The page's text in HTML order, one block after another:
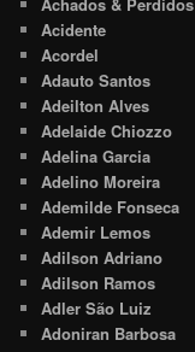
Acidente
Acordel
Adauto Santos
Adeilton Alves
Adelaide Chiozzo
Adelina Garcia
Adelino Moreira
Ademilde Fonseca
Ademir Lemos
Adilson Adriano
Adilson Ramos
Adler São Luiz
Adoniran Barbosa